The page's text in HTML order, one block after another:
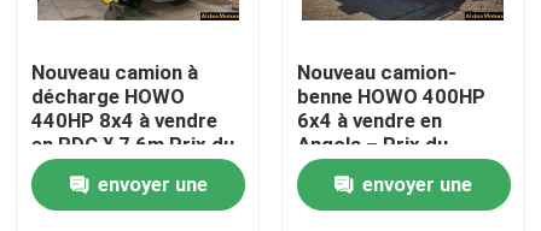
Nouveau camion à
décharge HOWO
440HP 8x4 à vendre
en RDC ¥ 7,6m Prix du
camion à décharge
minièreenvoyer une
Nouveau camion-
benne HOWO 400HP
6x4 à vendre en
Angola – Prix du
camion-benne
ZZ3257V3847B1, CAF
Luanda
envoyer une